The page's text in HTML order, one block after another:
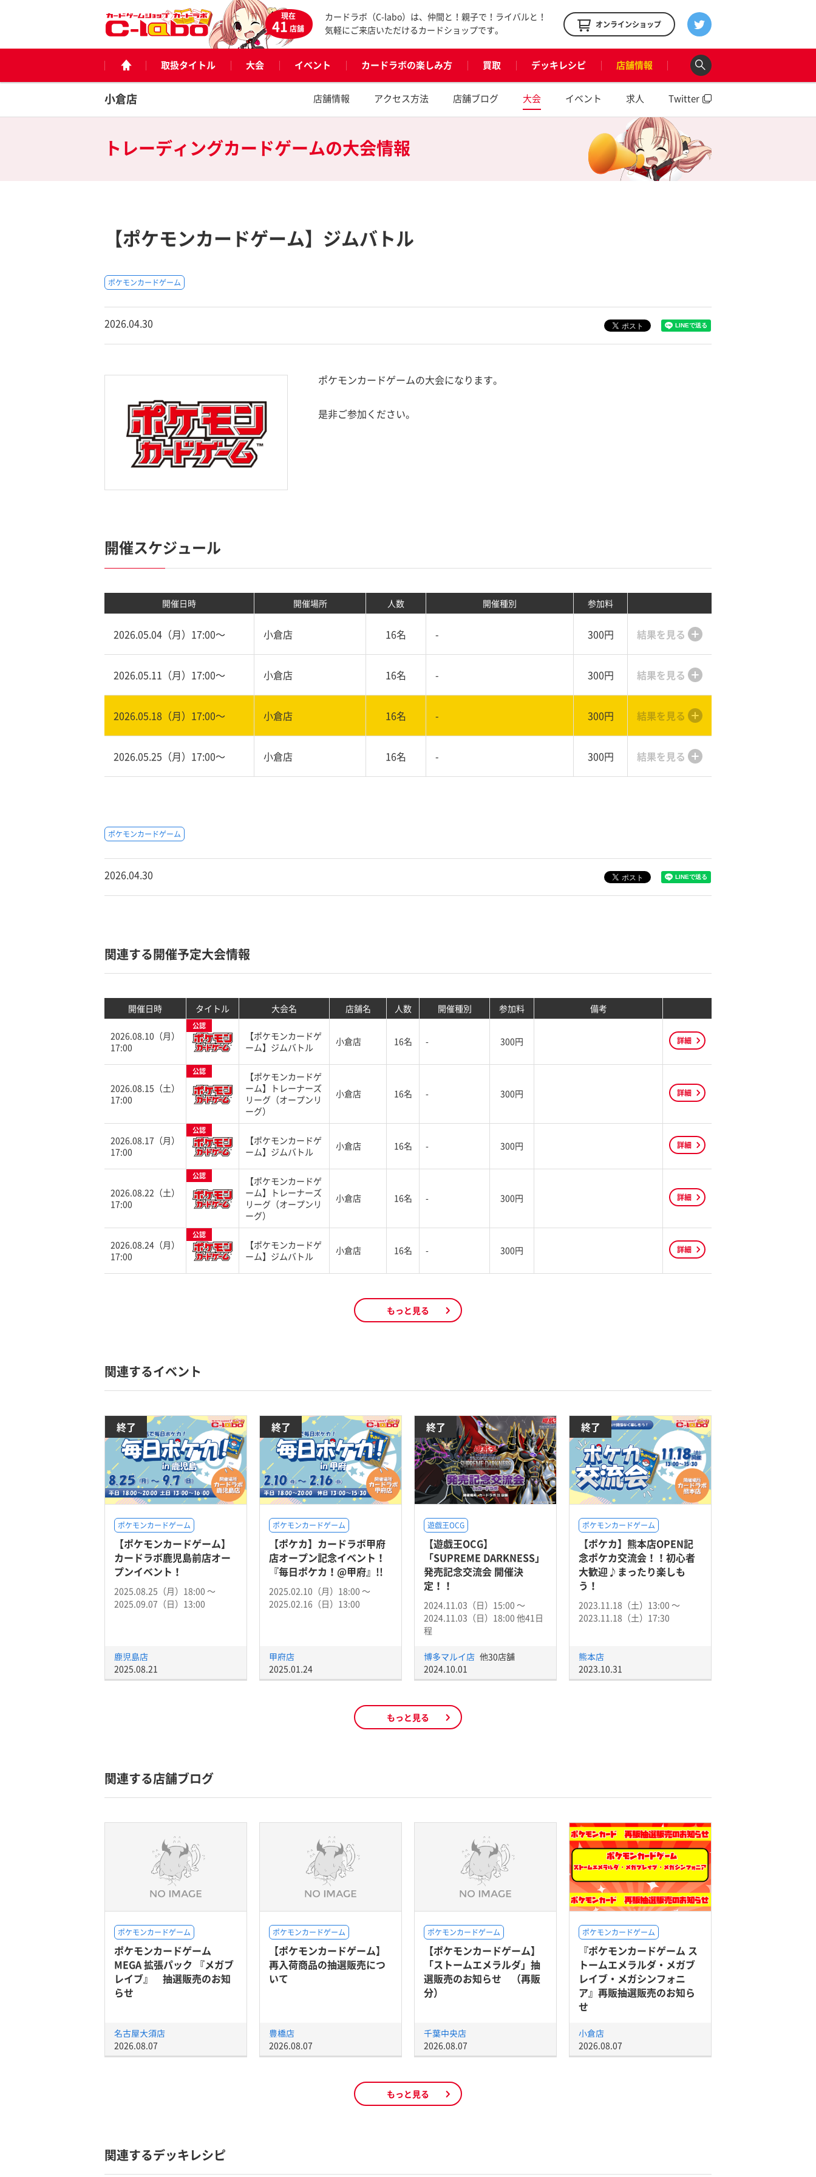
現在
41店舗
カードラボ（C-labo）は、仲間と！親子で！ライバルと！
気軽にご来店いただけるカードショップです。
オンラインショップ
取扱タイトル 大会 イベント カードラボの楽しみ方 買取 デッキレシピ 店舗情報
小倉店 店舗情報 アクセス方法 店舗ブログ 大会 イベント 求人 Twitter
トレーディングカードゲームの大会情報
【ポケモンカードゲーム】ジムバトル
ポケモンカードゲーム
2026.04.30
ポケモンカードゲームの大会になります。
是非ご参加ください。
開催スケジュール
開催日時 開催場所 人数 開催種別 参加料
2026.05.04（月）17:00〜 小倉店 16名 - 300円 結果を見る
2026.05.11（月）17:00〜 小倉店 16名 - 300円 結果を見る
2026.05.18（月）17:00〜 小倉店 16名 - 300円 結果を見る
2026.05.25（月）17:00〜 小倉店 16名 - 300円 結果を見る
ポケモンカードゲーム
2026.04.30
関連する開催予定大会情報
開催日時 タイトル 大会名 店舗名 人数 開催種別 参加料 備考
2026.08.10（月）
17:00
公認
【ポケモンカードゲ
ーム】ジムバトル
小倉店 16名 - 300円 詳細
2026.08.15（土）
17:00
公認
【ポケモンカードゲ
ーム】トレーナーズ
リーグ（オープンリ
ーグ）
小倉店 16名 - 300円 詳細
2026.08.17（月）
17:00
公認
【ポケモンカードゲ
ーム】ジムバトル
小倉店 16名 - 300円 詳細
2026.08.22（土）
17:00
公認
【ポケモンカードゲ
ーム】トレーナーズ
リーグ（オープンリ
ーグ）
小倉店 16名 - 300円 詳細
2026.08.24（月）
17:00
公認
【ポケモンカードゲ
ーム】ジムバトル
小倉店 16名 - 300円 詳細
もっと見る
関連するイベント
終了
ポケモンカードゲーム
【ポケモンカードゲーム】
カードラボ鹿児島前店オー
プンイベント！
2025.08.25（月）18:00 〜
2025.09.07（日）13:00
鹿児島店
2025.08.21
終了
ポケモンカードゲーム
【ポケカ】カードラボ甲府
店オープン記念イベント！
『毎日ポケカ！@甲府』!!
2025.02.10（月）18:00 〜
2025.02.16（日）13:00
甲府店
2025.01.24
終了
遊戯王OCG
【遊戯王OCG】
「SUPREME DARKNESS」
発売記念交流会 開催決
定！！
2024.11.03（日）15:00 〜
2024.11.03（日）18:00 他41日
程
博多マルイ店 他30店舗
2024.10.01
終了
ポケモンカードゲーム
【ポケカ】熊本店OPEN記
念ポケカ交流会！！初心者
大歓迎♪まったり楽しも
う！
2023.11.18（土）13:00 〜
2023.11.18（土）17:30
熊本店
2023.10.31
もっと見る
関連する店舗ブログ
ポケモンカードゲーム
ポケモンカードゲーム
MEGA 拡張パック 『メガブ
レイブ』 抽選販売のお知
らせ
名古屋大須店
2026.08.07
ポケモンカードゲーム
【ポケモンカードゲーム】
再入荷商品の抽選販売につ
いて
豊橋店
2026.08.07
ポケモンカードゲーム
【ポケモンカードゲーム】
「ストームエメラルダ」抽
選販売のお知らせ （再販
分）
千葉中央店
2026.08.07
ポケモンカードゲーム
『ポケモンカードゲーム ス
トームエメラルダ・メガブ
レイブ・メガシンフォニ
ア』再販抽選販売のお知ら
せ
小倉店
2026.08.07
もっと見る
関連するデッキレシピ